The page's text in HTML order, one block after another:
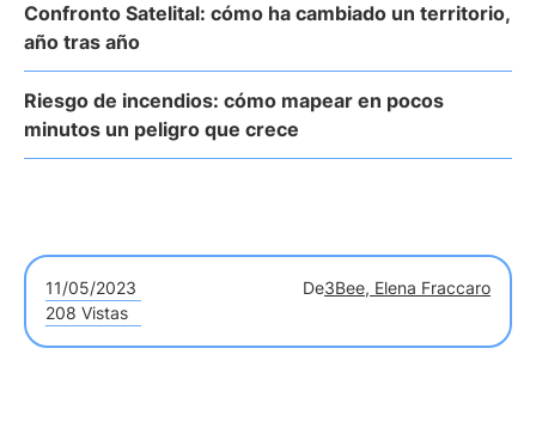
Confronto Satelital: cómo ha cambiado un territorio,
año tras año
Riesgo de incendios: cómo mapear en pocos
minutos un peligro que crece
11/05/2023 De3Bee, Elena Fraccaro
208 Vistas